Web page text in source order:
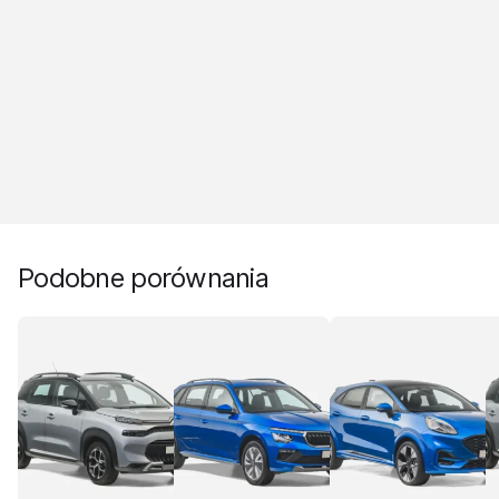
Podobne porównania